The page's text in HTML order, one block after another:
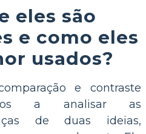
eles são
e como eles
usados?
e contraste
a analisar as
de duas ideias,